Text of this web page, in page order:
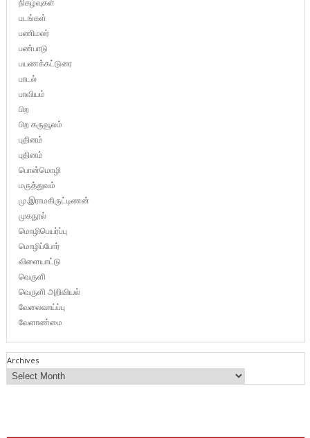
நிகழ்வுகள்
படங்கள்
பணிமலர்
பண்பாடு
பயணக்கட்டுரை
பாடல்
பாவியம்
பிற
பிற கருவூலம்
புதினம்
புதினம்
பொன்மொழி
மருத்துவம்
மு.இராமகிருட்டிணன்
முகநூல்
மொழிபெயர்ப்பு
மொழிப்போர்
விளையாட்டு
வெருளி
வெருளி அறிவியல்
வேலைவாய்ப்பு
வேளாண்மை
Archives